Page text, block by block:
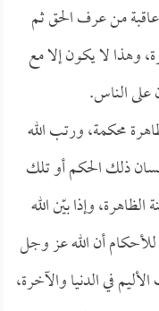
من عرف الحق ثم
وهذا لا يكون إلا مع
على الناس.
محكمة، ورتب الله
ذلك الحكم أو تلك
وإذا بيّن الله
للأحكام أن الله عز وجل
في الدنيا والآخرة،